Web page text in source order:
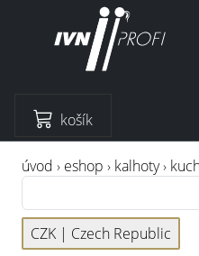
košík
úvod › eshop › kalhoty›
CZK | Czech Republic